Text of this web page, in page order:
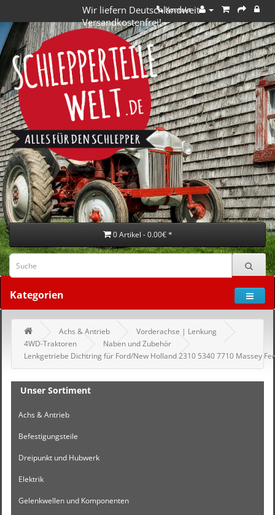
Wir liefern Deutschlandweit
Versandkostenfrei!
Kontakt
0 Artikel - 0.00€ *
Kategorien
Achs & Antrieb
Vorderachse | Lenkung
4WD-Traktoren
Naben und Zubehör
Lenkgetriebe Dichtring für Ford/New Holland 2310 5340 7710 Massey
Unser Sortiment
Achs & Antrieb
Befestigungsteile
Dreipunkt und Hubwerk
Elektrik
Gelenkwellen und Komponenten